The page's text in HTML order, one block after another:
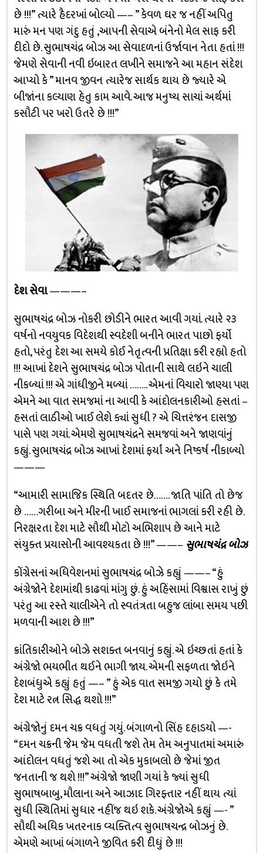
છે !!!” ત્યારે હૈદરખાં બોલ્યો —– ” કેવળ ઘર જ નહીં અપિતુ
મારું મન પણ ગંદુ હતું ,આપની સેવાએ બંનેનો મેલ સાફ કરી
દીદો છે. સુભાષચંદ્ર બોઝ આ સેવાદળનાં ઉર્જાવાન નેતા હતાં !!!
જેમણે સેવાની નવી ઇબારત લખીને સમાજને આ મહાન સંદેશ
આપ્યો કે ” માનવ જીવન ત્યારેજ સાર્થક થાય છે જ્યારે એ
બીજાંના કલ્યાણ હેતુ કામ આવે. આજ મનુષ્ય સાચાં અર્થમાં
કસૌટી પર ખરો ઉતરે છે !!!”
દેશ સેવા———–
સુભાષચંદ્ર બોઝ નોકરી છોડીને ભારત આવી ગયાં. ત્યારે ૨૩
વર્ષનો નવયુવક વિદેશથી સ્વદેશી બનીને ભારત પાછો ફર્યો
હતો, પરંતુ દેશ આ સમયે કોઈ નેતૃત્વની પ્રતિક્ષા કરી રહ્યો હતો
!!! આખાં દેશને સુભાષચંદ્ર બોઝ પોતાની સાથે લઇને ચાલી
નીકળ્યાં !!! એ ગાંધીજીને મળ્યાં …….. એમનાં વિચારો જાણ્યા પણ
એમને આ વાત સમજમાં ના આવી કે આંદોલનકારીઓ હસતાં –
હસતાં લાઠીઓ ખાઈ લેશે ક્યાં સુધી ? એ ચિત્તરંજન દાસજી
પાસે પણ ગયાં. એમણે સુભાષચંદ્રને સમજવાં અને જાણવાંનું
કહ્યું. સુભાષચંદ્ર બોઝ આખાં દેશમાં ફર્યાં અને નિષ્કર્ષ નીકાળ્યો
———
“આમારી સામાજિક સ્થિતિ બદતર છે……. જાતિ પાંતિ તો છેજ
છે ……ગરીબા અને મીરની ખાઈ સમાજનાં ભાગલાં કરી રહી છે.
નિરક્ષરતા દેશ માટે સૌથી મોટો અભિશાપ છે આને માટે
સંયુક્ત પ્રયાસોની આવશ્યકતા છે !!!” ——– સુભાષચંદ્ર બોઝ
કોંગ્રેસનાં અધિવેશનમાં સુભાષચંદ્ર બોઝે કહ્યું ——– “હું
અંગ્રેજોને દેશમાંથી કાઢવાં માંગુ છું. હું અહિંસામાં વિશ્વાસ રાખું છું
પરંતુ આ રસ્તે ચાલીએને તો સ્વતંત્રતા બહુજ લાંબા સમય પછી
મળવાની આશ છે !!!”
ક્રાંતિકારીઓને બોઝે સશક્ત બનવાનું કહ્યું. એ ઇચ્છતાં હતાં કે
અંગ્રેજો ભયભીત થઈને ભાગી જાય. એમની સફળતા જોઇને
દેશબંધુએ કહ્યું હતું —– ” હું એક વાત સમજી ગયો છું કે તમે
દેશ માટે રત્ન સિદ્ધ થશો !!!”
અંગ્રેજોનું દમન ચક્ર વધતું ગયું. બંગાળનો સિંહ દહાડયો —-
“દમન ચક્રની જેમ જેમ વધતી જશે તેમ તેમ અનુપાતમાં અમારું
આંદોલન વધતું જશે આ તો એક મુકાબલો છે જેમાં જીત
જનતાની જ થશે !!!” અંગ્રેજો જાણી ગયાં કે જ્યાં સુધી
સુભાષબાબુ, મૌલાના અને આઝાદ ગિરફ્તાર નહીં થાય ત્યાં
સુધી સ્થિતિમાં સુધાર નહીંજ થઇ શકે. અંગ્રેજોએ કહ્યું —- ”
સૌથી અધિક ખતરનાક વ્યક્તિત્વ સુભાષચન્દ્ર બોઝનું છે.
એમણે આખાં બંગાળને જીવિત કરી દીધું છે !!!